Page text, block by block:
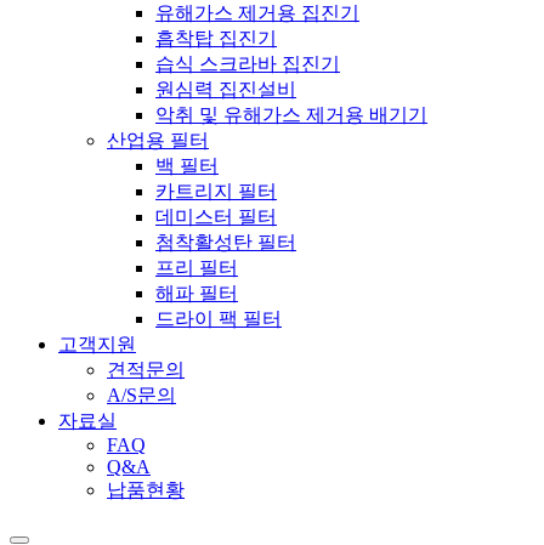
유해가스 제거용 집진기
흡착탑 집진기
습식 스크라바 집진기
원심력 집진설비
악취 및 유해가스 제거용 배기기
산업용 필터
백 필터
카트리지 필터
데미스터 필터
첨착활성탄 필터
프리 필터
해파 필터
드라이 팩 필터
고객지원
견적문의
A/S문의
자료실
FAQ
Q&A
납품현황